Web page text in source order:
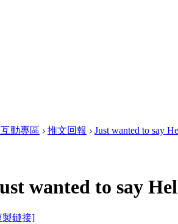
動專區 › 推文回報 › Just wanted to say
wanted to say
製鏈接]